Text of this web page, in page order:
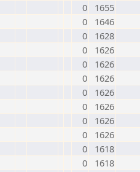
0
1655
0
1646
0
1628
0
1626
0
1626
0
1626
0
1626
0
1626
0
1626
0
1626
0
1618
0
1618